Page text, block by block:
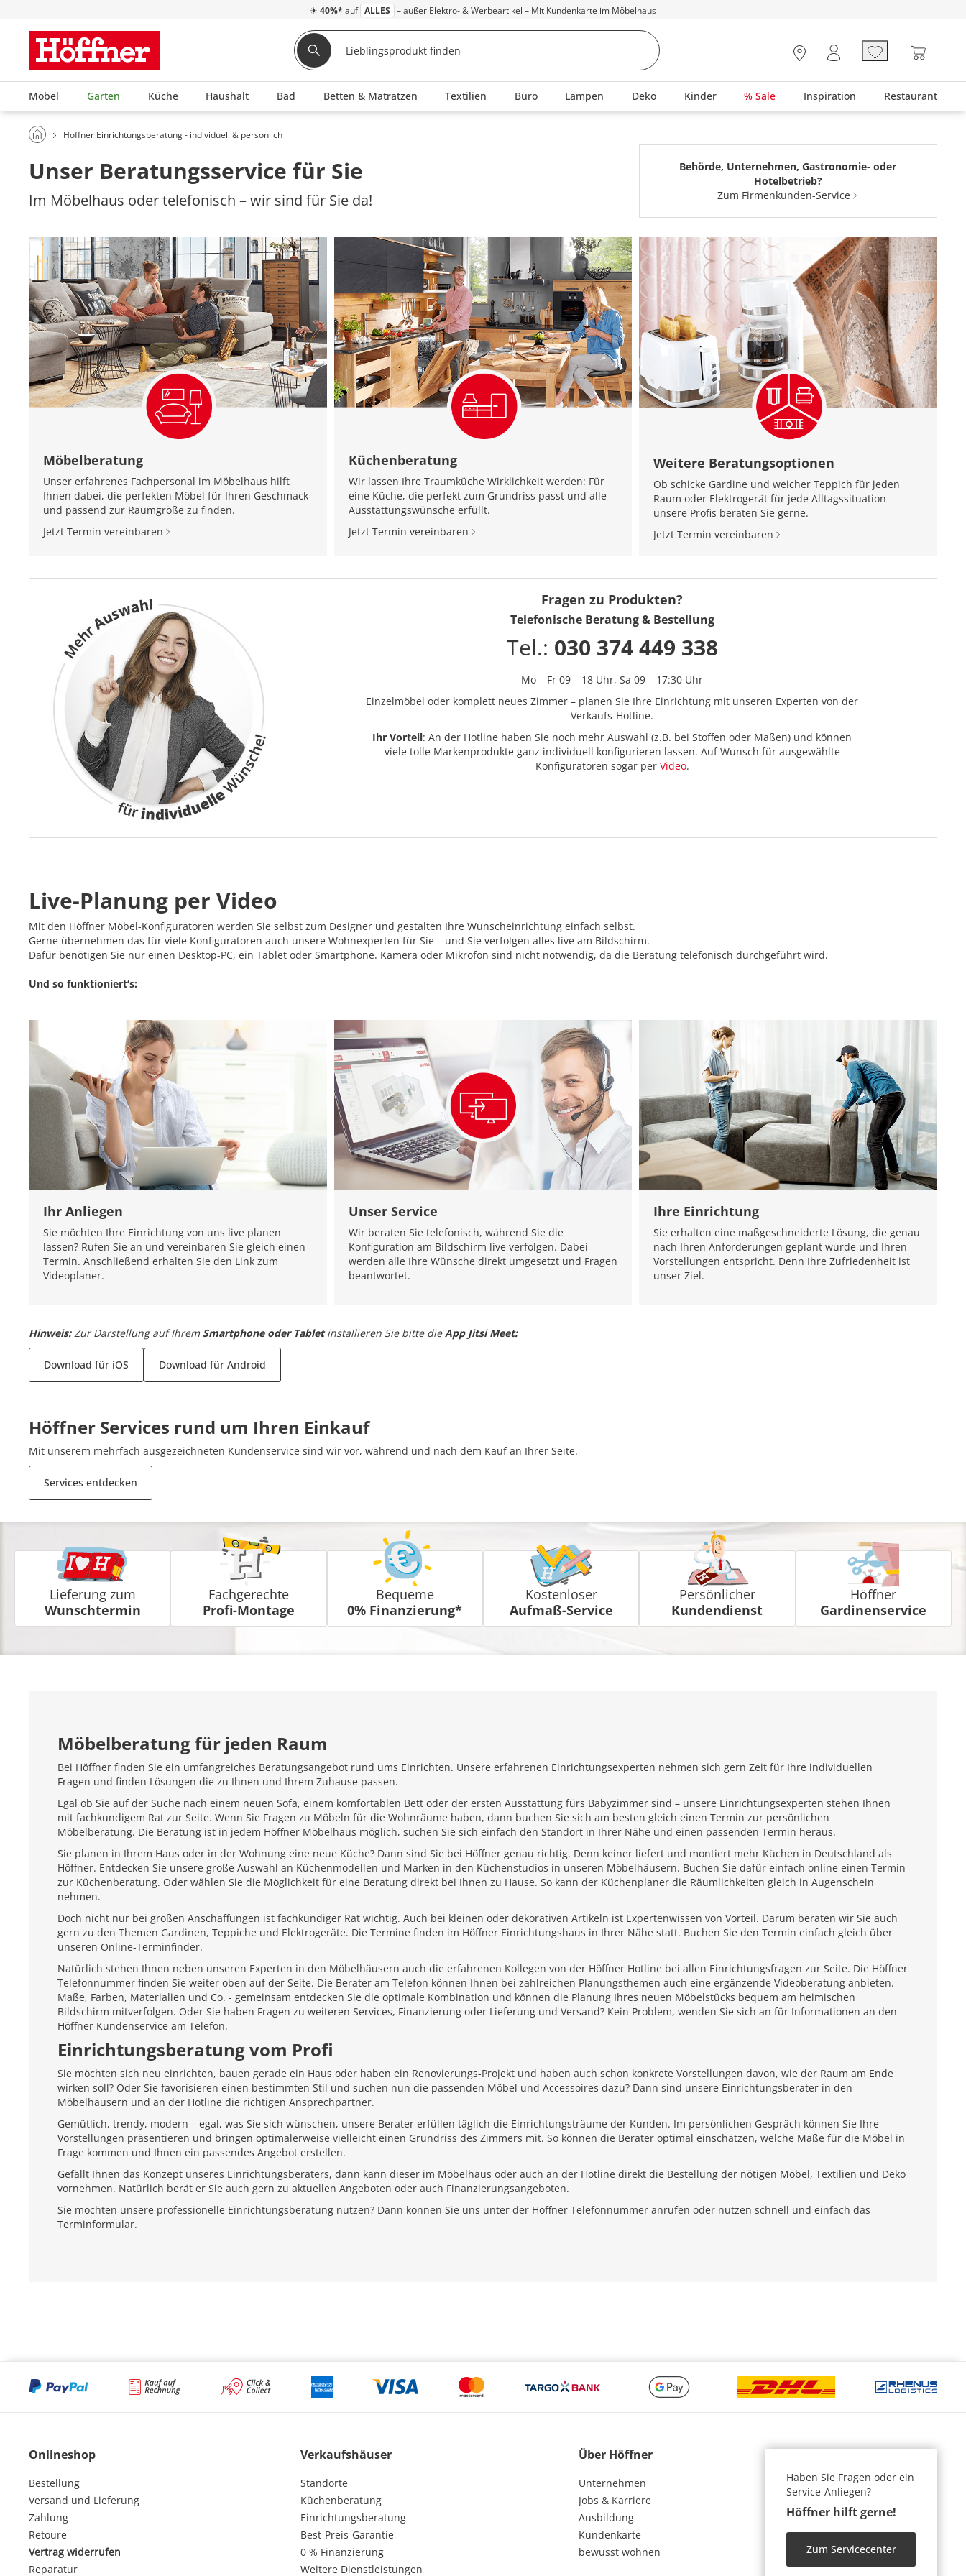
☀ 40%* auf ALLES – außer Elektro- & Werbeartikel – Mit Kundenkarte im Möbelhaus
Möbel Garten Küche Haushalt Bad Betten & Matratzen Textilien Büro Lampen Deko Kinder % Sale Inspiration Restaurant
Höffner Einrichtungsberatung - individuell & persönlich
Unser Beratungsservice für Sie
Im Möbelhaus oder telefonisch – wir sind für Sie da!
Behörde, Unternehmen, Gastronomie- oder
Hotelbetrieb?
Zum Firmenkunden-Service
Möbelberatung
Unser erfahrenes Fachpersonal im Möbelhaus hilft
Ihnen dabei, die perfekten Möbel für Ihren Geschmack
und passend zur Raumgröße zu finden.
Jetzt Termin vereinbaren
Küchenberatung
Wir lassen Ihre Traumküche Wirklichkeit werden: Für
eine Küche, die perfekt zum Grundriss passt und alle
Ausstattungswünsche erfüllt.
Jetzt Termin vereinbaren
Weitere Beratungsoptionen
Ob schicke Gardine und weicher Teppich für jeden
Raum oder Elektrogerät für jede Alltagssituation –
unsere Profis beraten Sie gerne.
Jetzt Termin vereinbaren
Fragen zu Produkten?
Telefonische Beratung & Bestellung
Tel.: 030 374 449 338
Mo – Fr 09 – 18 Uhr,Sa 09 – 17:30 Uhr
Einzelmöbel oder komplett neues Zimmer – planen Sie Ihre Einrichtung mit unseren Experten von der
Verkaufs-Hotline.
Ihr Vorteil: An der Hotline haben Sie noch mehr Auswahl (z.B. bei Stoffen oder Maßen) und können
viele tolle Markenprodukte ganz individuell konfigurieren lassen. Auf Wunsch für ausgewählte
Konfiguratoren sogar per Video.
Live-Planung per Video
Mit den Höffner Möbel-Konfiguratoren werden Sie selbst zum Designer und gestalten Ihre Wunscheinrichtung einfach selbst.
Gerne übernehmen das für viele Konfiguratoren auch unsere Wohnexperten für Sie – und Sie verfolgen alles live am Bildschirm.
Dafür benötigen Sie nur einen Desktop-PC, ein Tablet oder Smartphone. Kamera oder Mikrofon sind nicht notwendig, da die Beratung telefonisch durchgeführt wird.
Und so funktioniert‘s:
Ihr Anliegen
Sie möchten Ihre Einrichtung von uns live planen
lassen? Rufen Sie an und vereinbaren Sie gleich einen
Termin. Anschließend erhalten Sie den Link zum
Videoplaner.
Unser Service
Wir beraten Sie telefonisch, während Sie die
Konfiguration am Bildschirm live verfolgen. Dabei
werden alle Ihre Wünsche direkt umgesetzt und Fragen
beantwortet.
Ihre Einrichtung
Sie erhalten eine maßgeschneiderte Lösung, die genau
nach Ihren Anforderungen geplant wurde und Ihren
Vorstellungen entspricht. Denn Ihre Zufriedenheit ist
unser Ziel.
Hinweis: Zur Darstellung auf Ihrem Smartphone oder Tabletinstallieren Sie bitte dieApp Jitsi Meet:
Download für iOS Download für Android
Höffner Services rund um Ihren Einkauf
Mit unserem mehrfach ausgezeichneten Kundenservice sind wir vor, während und nach dem Kauf an Ihrer Seite.
Services entdecken
Lieferung zum
Wunschtermin
Fachgerechte
Profi-Montage
Bequeme
0% Finanzierung*
Kostenloser
Aufmaß-Service
Persönlicher
Kundendienst
Höffner
Gardinenservice
Möbelberatung für jeden Raum
Bei Höffner finden Sie ein umfangreiches Beratungsangebot rund ums Einrichten. Unsere erfahrenen Einrichtungsexperten nehmen sich gern Zeit für Ihre individuellen
Fragen und finden Lösungen die zu Ihnen und Ihrem Zuhause passen.
Egal ob Sie auf der Suche nach einem neuen Sofa, einem komfortablen Bett oder der ersten Ausstattung fürs Babyzimmer sind – unsere Einrichtungsexperten stehen Ihnen
mit fachkundigem Rat zur Seite. Wenn Sie Fragen zu Möbeln für die Wohnräume haben, dann buchen Sie sich am besten gleich einen Termin zur persönlichen
Möbelberatung. Die Beratung ist in jedem Höffner Möbelhaus möglich, suchen Sie sich einfach den Standort in Ihrer Nähe und einen passenden Termin heraus.
Sie planen in Ihrem Haus oder in der Wohnung eine neue Küche? Dann sind Sie bei Höffner genau richtig. Denn keiner liefert und montiert mehr Küchen in Deutschland als
Höffner. Entdecken Sie unsere große Auswahl an Küchenmodellen und Marken in den Küchenstudios in unseren Möbelhäusern. Buchen Sie dafür einfach online einen Termin
zur Küchenberatung. Oder wählen Sie die Möglichkeit für eine Beratung direkt bei Ihnen zu Hause. So kann der Küchenplaner die Räumlichkeiten gleich in Augenschein
nehmen.
Doch nicht nur bei großen Anschaffungen ist fachkundiger Rat wichtig. Auch bei kleinen oder dekorativen Artikeln ist Expertenwissen von Vorteil. Darum beraten wir Sie auch
gern zu den Themen Gardinen, Teppiche und Elektrogeräte. Die Termine finden im Höffner Einrichtungshaus in Ihrer Nähe statt. Buchen Sie den Termin einfach gleich über
unseren Online-Terminfinder.
Natürlich stehen Ihnen neben unseren Experten in den Möbelhäusern auch die erfahrenen Kollegen von der Höffner Hotline bei allen Einrichtungsfragen zur Seite. Die Höffner
Telefonnummer finden Sie weiter oben auf der Seite. Die Berater am Telefon können Ihnen bei zahlreichen Planungsthemen auch eine ergänzende Videoberatung anbieten.
Maße, Farben, Materialien und Co. - gemeinsam entdecken Sie die optimale Kombination und können die Planung Ihres neuen Möbelstücks bequem am heimischen
Bildschirm mitverfolgen. Oder Sie haben Fragen zu weiteren Services, Finanzierung oder Lieferung und Versand? Kein Problem, wenden Sie sich an für Informationen an den
Höffner Kundenservice am Telefon.
Einrichtungsberatung vom Profi
Sie möchten sich neu einrichten, bauen gerade ein Haus oder haben ein Renovierungs-Projekt und haben auch schon konkrete Vorstellungen davon, wie der Raum am Ende
wirken soll? Oder Sie favorisieren einen bestimmten Stil und suchen nun die passenden Möbel und Accessoires dazu? Dann sind unsere Einrichtungsberater in den
Möbelhäusern und an der Hotline die richtigen Ansprechpartner.
Gemütlich, trendy, modern – egal, was Sie sich wünschen, unsere Berater erfüllen täglich die Einrichtungsträume der Kunden. Im persönlichen Gespräch können Sie Ihre
Vorstellungen präsentieren und bringen optimalerweise vielleicht einen Grundriss des Zimmers mit. So können die Berater optimal einschätzen, welche Maße für die Möbel in
Frage kommen und Ihnen ein passendes Angebot erstellen.
Gefällt Ihnen das Konzept unseres Einrichtungsberaters, dann kann dieser im Möbelhaus oder auch an der Hotline direkt die Bestellung der nötigen Möbel, Textilien und Deko
vornehmen. Natürlich berät er Sie auch gern zu aktuellen Angeboten oder auch Finanzierungsangeboten.
Sie möchten unsere professionelle Einrichtungsberatung nutzen? Dann können Sie uns unter der Höffner Telefonnummer anrufen oder nutzen schnell und einfach das
Terminformular.
Onlineshop
Bestellung
Versand und Lieferung
Zahlung
Retoure
Vertrag widerrufen
Reparatur
Verkaufshäuser
Standorte
Küchenberatung
Einrichtungsberatung
Best-Preis-Garantie
0 % Finanzierung
Weitere Dienstleistungen
Über Höffner
Unternehmen
Jobs & Karriere
Ausbildung
Kundenkarte
bewusst wohnen
Haben Sie Fragen oder ein
Service-Anliegen?
Höffner hilft gerne!
Zum Servicecenter